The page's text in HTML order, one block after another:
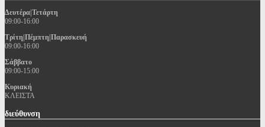
Δευτέρα|Τετάρτη
09:00-16:00
Τρίτη|Πέμπτη|Παρασκευή
09:00-16:00
Σάββατο
09:00-15:00
Κυριακή
ΚΛΕΙΣΤΑ
διεύθυνση